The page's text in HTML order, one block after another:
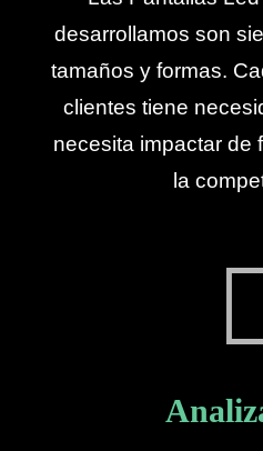
desarrollamos son
tamaños y formas.
clientes tiene
necesita impactar de
la